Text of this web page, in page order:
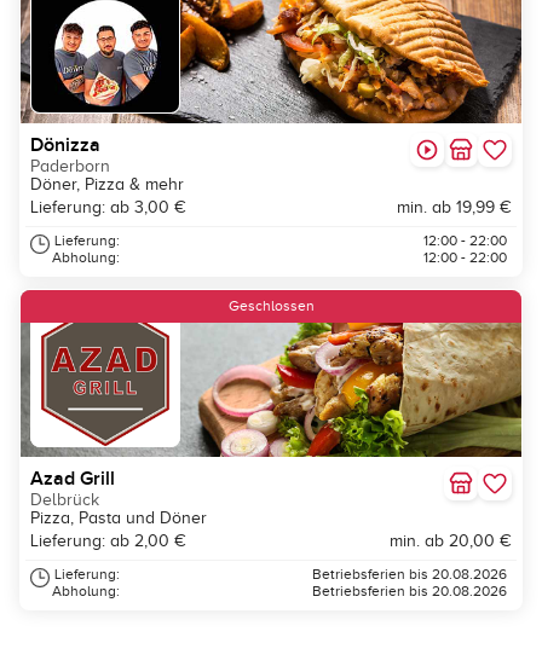
Dönizza
Paderborn
Döner, Pizza & mehr
Lieferung: ab 3,00 €
min. ab 19,99 €
Lieferung:
Abholung:
12:00 - 22:00
12:00 - 22:00
Geschlossen
Azad Grill
Delbrück
Pizza, Pasta und Döner
Lieferung: ab 2,00 €
min. ab 20,00 €
Lieferung:
Abholung:
Betriebsferien bis 20.08.2026
Betriebsferien bis 20.08.2026